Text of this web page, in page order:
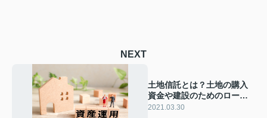
NEXT
土地信託とは？土地の購入
資金や建設のためのローン
不要で始められる土地活用
2021.03.30